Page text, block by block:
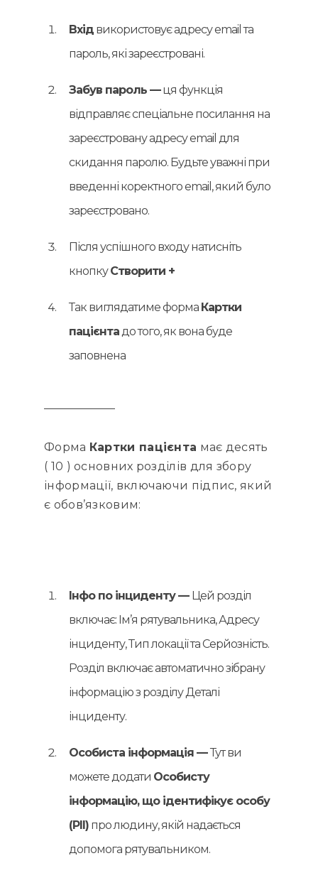
Вхід використовує адресу email та
пароль, які зареєстровані.
Забув пароль —ця функція
відправляє спеціальне посилання на
зареєстровану адресу email для
скидання паролю. Будьте уважні при
введенні коректного email, який було
зареєстровано.
Після успішного входу натисніть
кнопкуСтворити +
Так виглядатиме форма Картки
пацієнтадо того, як вона буде
заповнена
Форма Картки пацієнта має десять
( 10 ) основних розділів для збору
інформації, включаючи підпис, який
є обов’язковим:
Інфо по інциденту — Цей розділ
включає: Ім’я рятувальника, Адресу
інциденту, Тип локації та Серйозність.
Розділ включає автоматично зібрану
інформацію з розділу Деталі
інциденту.
Особиста інформація —Тут ви
можете додати Особисту
інформацію, що ідентифікує особу
(PII) про людину, якій надається
допомога рятувальником.